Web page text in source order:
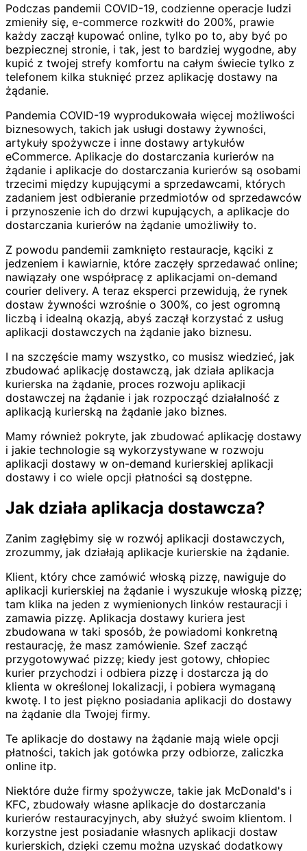
Podczas pandemii COVID-19, codzienne operacje ludzi
zmieniły się, e-commerce rozkwitł do 200%, prawie
każdy zaczął kupować online, tylko po to, aby być po
bezpiecznej stronie, i tak, jest to bardziej wygodne, aby
kupić z twojej strefy komfortu na całym świecie tylko z
telefonem kilka stuknięć przez aplikację dostawy na
żądanie.
Pandemia COVID-19 wyprodukowała więcej możliwości
biznesowych, takich jak usługi dostawy żywności,
artykuły spożywcze i inne dostawy artykułów
eCommerce. Aplikacje do dostarczania kurierów na
żądanie i aplikacje do dostarczania kurierów są osobami
trzecimi między kupującymi a sprzedawcami, których
zadaniem jest odbieranie przedmiotów od sprzedawców
i przynoszenie ich do drzwi kupujących, a aplikacje do
dostarczania kurierów na żądanie umożliwiły to.
Z powodu pandemii zamknięto restauracje, kąciki z
jedzeniem i kawiarnie, które zaczęły sprzedawać online;
nawiązały one współpracę z aplikacjami on-demand
courier delivery. A teraz eksperci przewidują, że rynek
dostaw żywności wzrośnie o 300%, co jest ogromną
liczbą i idealną okazją, abyś zaczął korzystać z usług
aplikacji dostawczych na żądanie jako biznesu.
I na szczęście mamy wszystko, co musisz wiedzieć, jak
zbudować aplikację dostawczą, jak działa aplikacja
kurierska na żądanie, proces rozwoju aplikacji
dostawczej na żądanie i jak rozpocząć działalność z
aplikacją kurierską na żądanie jako biznes.
Mamy również pokryte, jak zbudować aplikację dostawy
i jakie technologie są wykorzystywane w rozwoju
aplikacji dostawy w on-demand kurierskiej aplikacji
dostawy i co wiele opcji płatności są dostępne.
Jak działa aplikacja dostawcza?
Zanim zagłębimy się w rozwój aplikacji dostawczych,
zrozummy, jak działają aplikacje kurierskie na żądanie.
Klient, który chce zamówić włoską pizzę, nawiguje do
aplikacji kurierskiej na żądanie i wyszukuje włoską pizzę;
tam klika na jeden z wymienionych linków restauracji i
zamawia pizzę. Aplikacja dostawy kuriera jest
zbudowana w taki sposób, że powiadomi konkretną
restaurację, że masz zamówienie. Szef zacząć
przygotowywać pizzę; kiedy jest gotowy, chłopiec
kurier przychodzi i odbiera pizzę i dostarcza ją do
klienta w określonej lokalizacji, i pobiera wymaganą
kwotę. I to jest piękno posiadania aplikacji do dostawy
na żądanie dla Twojej firmy.
Te aplikacje do dostawy na żądanie mają wiele opcji
płatności, takich jak gotówka przy odbiorze, zaliczka
online itp.
Niektóre duże firmy spożywcze, takie jak McDonald's i
KFC, zbudowały własne aplikacje do dostarczania
kurierów restauracyjnych, aby służyć swoim klientom. I
korzystne jest posiadanie własnych aplikacji dostaw
kurierskich, dzięki czemu można uzyskać dodatkowy